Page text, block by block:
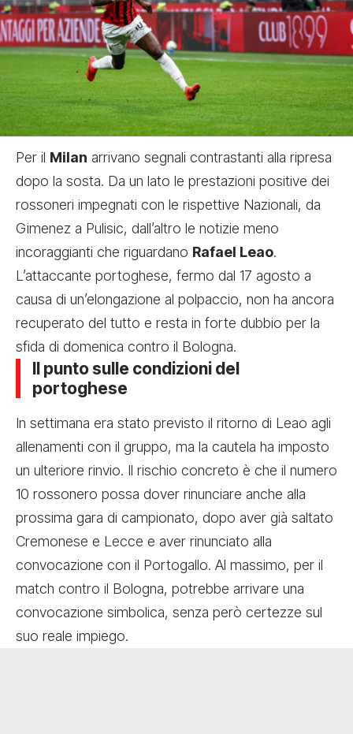
Per il Milan arrivano segnali contrastanti alla ripresa
dopo la sosta. Da un lato le prestazioni positive dei
rossoneri impegnati con le rispettive Nazionali, da
Gimenez a Pulisic, dall’altro le notizie meno
incoraggianti che riguardano Rafael Leao.
L’attaccante portoghese, fermo dal 17 agosto a
causa di un’elongazione al polpaccio, non ha ancora
recuperato del tutto e resta in forte dubbio per la
sfida di domenica contro il Bologna.
Il punto sulle condizioni del
portoghese
In settimana era stato previsto il ritorno di Leao agli
allenamenti con il gruppo, ma la cautela ha imposto
un ulteriore rinvio. Il rischio concreto è che il numero
10 rossonero possa dover rinunciare anche alla
prossima gara di campionato, dopo aver già saltato
Cremonese e Lecce e aver rinunciato alla
convocazione con il Portogallo. Al massimo, per il
match contro il Bologna, potrebbe arrivare una
convocazione simbolica, senza però certezze sul
suo reale impiego.